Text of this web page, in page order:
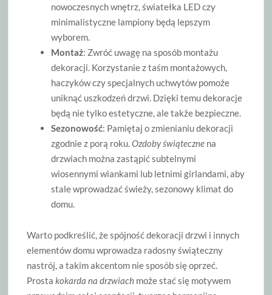
nowoczesnych wnętrz, światełka LED czy
minimalistyczne lampiony będą lepszym
wyborem.
Montaż: Zwróć uwagę na sposób montażu
dekoracji. Korzystanie z taśm montażowych,
haczyków czy specjalnych uchwytów pomoże
uniknąć uszkodzeń drzwi. Dzięki temu dekoracje
będą nie tylko estetyczne, ale także bezpieczne.
Sezonowość: Pamiętaj o zmienianiu dekoracji
zgodnie z porą roku.Ozdoby świąteczne na
drzwiach można zastąpić subtelnymi
wiosennymi wiankami lub letnimi girlandami, aby
stale wprowadzać świeży, sezonowy klimat do
domu.
Warto podkreślić, że spójność dekoracji drzwi i innych
elementów domu wprowadza radosny świąteczny
nastrój, a takim akcentom nie sposób się oprzeć.
Prostakokarda na drzwiach może stać się motywem